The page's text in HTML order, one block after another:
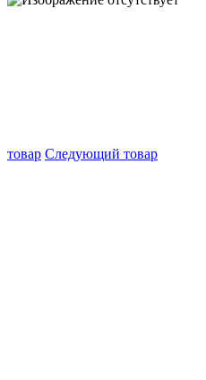
товар Следующий товар